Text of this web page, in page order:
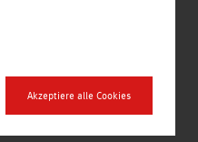
SZ-Treffpunkten und
Sächsische Zeitung
Reisen buchen,
mehr.
Akzeptiere alle Cookies